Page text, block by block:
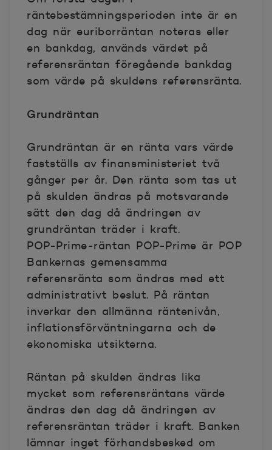
räntebestämningsperioden inte är en
dag när euriborräntan noteras eller
en bankdag, används värdet på
referensräntan föregående bankdag
som värde på skuldens referensränta.
Grundräntan
Grundräntan är en ränta vars värde
fastställs av finansministeriet två
gånger per år. Den ränta som tas ut
på skulden ändras på motsvarande
sätt den dag då ändringen av
grundräntan träder i kraft.
POP-Prime-räntan POP-Prime är POP
Bankernas gemensamma
referensränta som ändras med ett
administrativt beslut. På räntan
inverkar den allmänna räntenivån,
inflationsförväntningarna och de
ekonomiska utsikterna.
Räntan på skulden ändras lika
mycket som referensräntans värde
ändras den dag då ändringen av
referensräntan träder i kraft. Banken
lämnar inget förhandsbesked om